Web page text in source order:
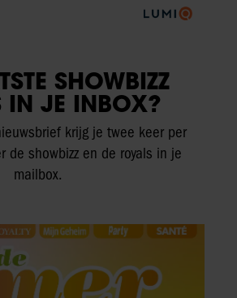
SHOWBIZZ
IN JE INBOX?
krijg je twee keer per
de showbizz en de royals in je
mailbox.